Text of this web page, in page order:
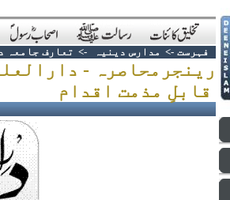
فہرست -> مدارس دینیہ -> تعارف جامعہ
رینجرمحاصرہ -